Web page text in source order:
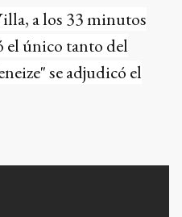
a los 33 minutos
el único tanto del
se adjudicó el